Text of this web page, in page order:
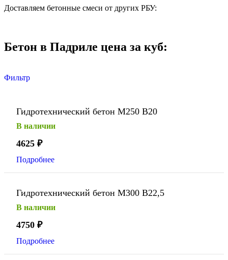
Доставляем бетонные смеси от других РБУ:
Бетон в Падриле цена за куб:
Фильтр
Гидротехнический бетон М250 В20
В наличии
4625 ₽
Подробнее
Гидротехнический бетон М300 В22,5
В наличии
4750 ₽
Подробнее